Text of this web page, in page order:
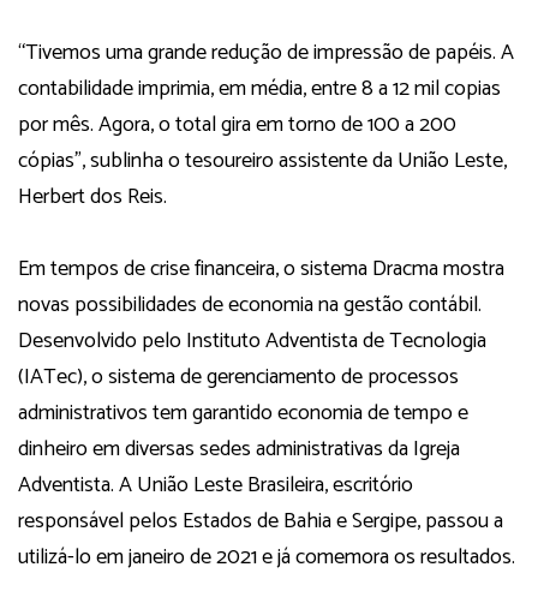
“Tivemos uma grande redução de impressão de papéis. A
contabilidade imprimia, em média, entre 8 a 12 mil copias
por mês. Agora, o total gira em torno de 100 a 200
cópias”, sublinha o tesoureiro assistente da União Leste,
Herbert dos Reis.
Em tempos de crise financeira, o sistema Dracma mostra
novas possibilidades de economia na gestão contábil.
Desenvolvido pelo Instituto Adventista de Tecnologia
(IATec), o sistema de gerenciamento de processos
administrativos tem garantido economia de tempo e
dinheiro em diversas sedes administrativas da Igreja
Adventista. A União Leste Brasileira, escritório
responsável pelos Estados de Bahia e Sergipe, passou a
utilizá-lo em janeiro de 2021 e já comemora os resultados.